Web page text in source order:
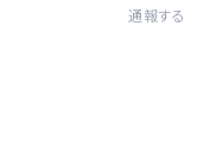
通報する